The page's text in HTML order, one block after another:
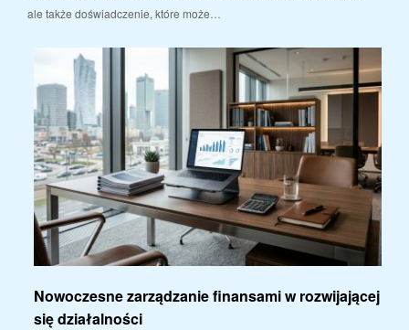
ale także doświadczenie, które może…
Nowoczesne zarządzanie finansami w rozwijającej
się działalności